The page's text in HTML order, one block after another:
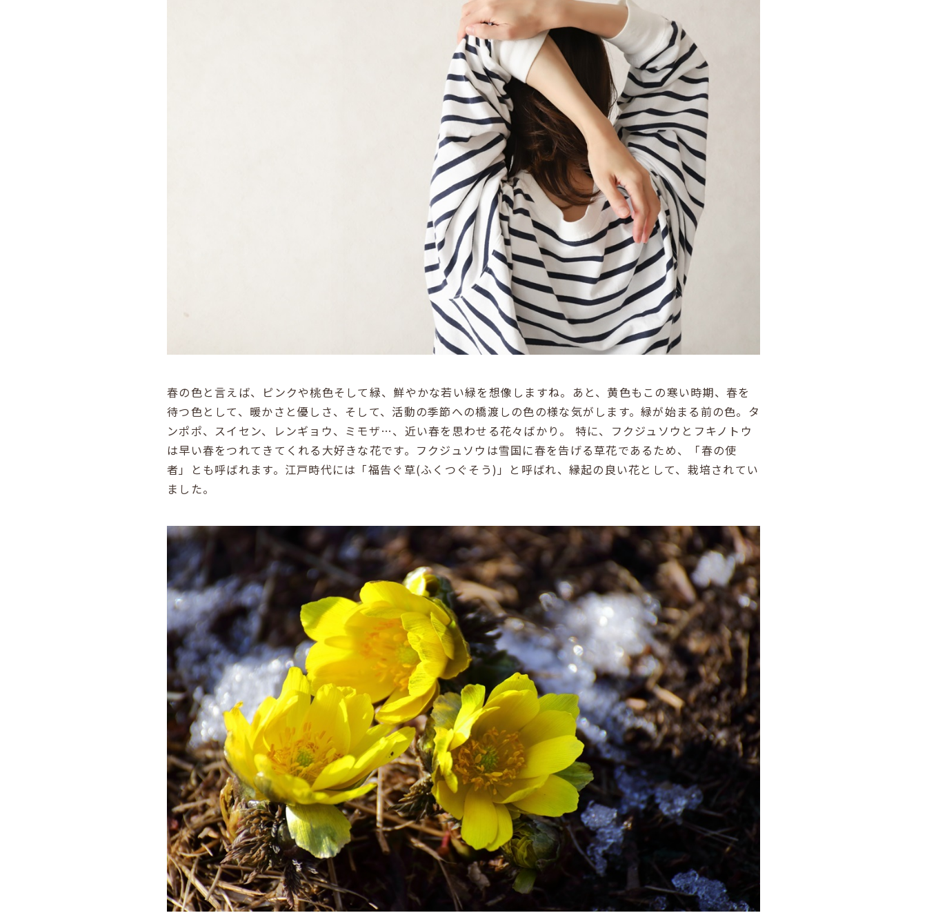
春の色と言えば、ピンクや桃色そして緑、鮮やかな若い緑を想像しますね。あと、黄色もこの寒い時期、春を
待つ色として、暖かさと優しさ、そして、活動の季節への橋渡しの色の様な気がします。緑が始まる前の色。タ
ンポポ、スイセン、レンギョウ、ミモザ…、近い春を思わせる花々ばかり。 特に、フクジュソウとフキノトウ
は早い春をつれてきてくれる大好きな花です。フクジュソウは雪国に春を告げる草花であるため、「春の使
者」とも呼ばれます。江戸時代には「福告ぐ草(ふくつぐそう)」と呼ばれ、縁起の良い花として、栽培されてい
ました。